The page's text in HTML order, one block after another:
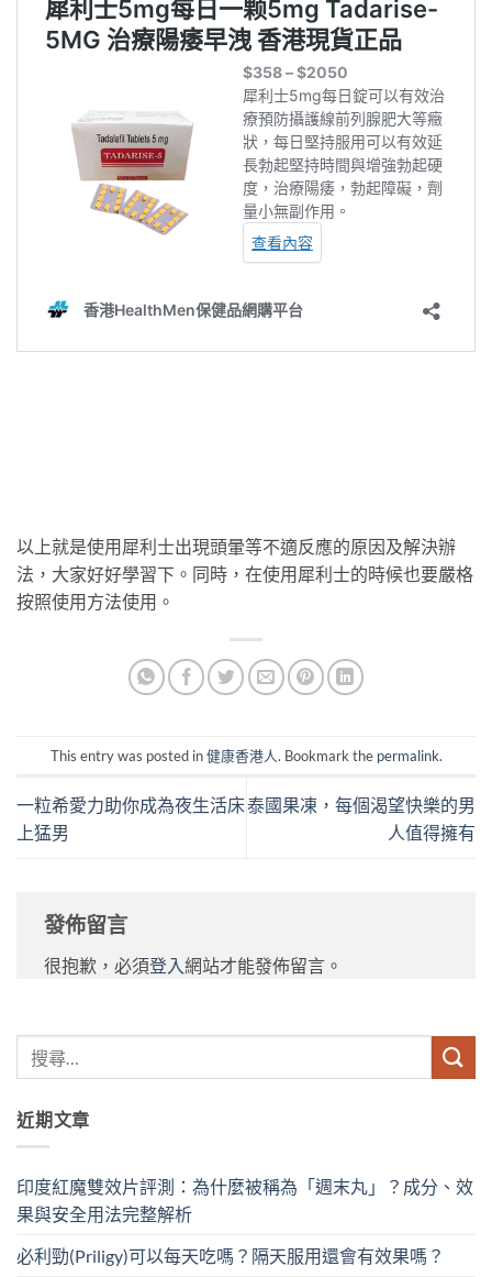
以上就是使用犀利士出現頭暈等不適反應的原因及解決辦
法，大家好好學習下。同時，在使用犀利士的時候也要嚴格
按照使用方法使用。
This entry was posted in健康香港人. Bookmark the permalink.
一粒希愛力助你成為夜生活床
上猛男
泰國果凍，每個渴望快樂的男
人值得擁有
發佈留言
很抱歉，必須登入網站才能發佈留言。
近期文章
印度紅魔雙效片評測：為什麼被稱為「週末丸」？成分、效
果與安全用法完整解析
必利勁(Priligy)可以每天吃嗎？隔天服用還會有效果嗎？